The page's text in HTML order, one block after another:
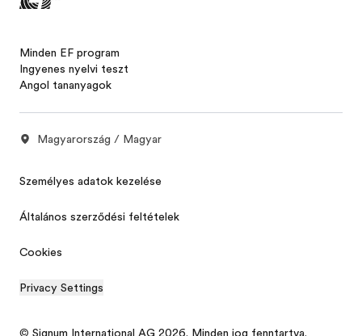
Minden EF program
Ingyenes nyelvi teszt
Angol tananyagok
Magyarország / Magyar
Személyes adatok kezelése
Általános szerződési feltételek
Cookies
Privacy Settings
© Signum International AG 2026. Minden jog fenntartva.